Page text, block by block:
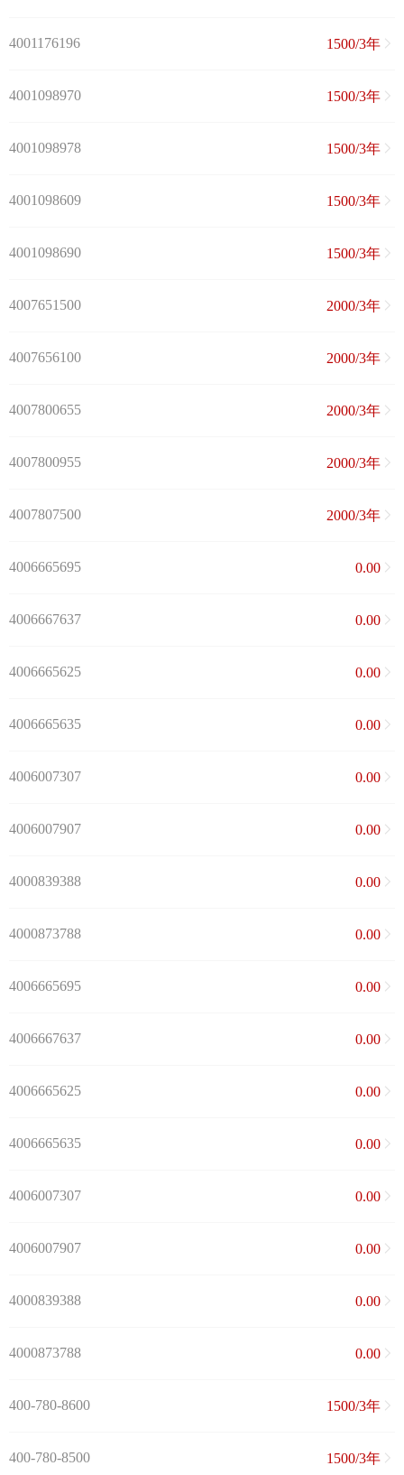
4001176196 1500/3年
4001098970 1500/3年
4001098978 1500/3年
4001098609 1500/3年
4001098690 1500/3年
4007651500 2000/3年
4007656100 2000/3年
4007800655 2000/3年
4007800955 2000/3年
4007807500 2000/3年
4006665695 0.00
4006667637 0.00
4006665625 0.00
4006665635 0.00
4006007307 0.00
4006007907 0.00
4000839388 0.00
4000873788 0.00
4006665695 0.00
4006667637 0.00
4006665625 0.00
4006665635 0.00
4006007307 0.00
4006007907 0.00
4000839388 0.00
4000873788 0.00
400-780-8600 1500/3年
400-780-8500 1500/3年